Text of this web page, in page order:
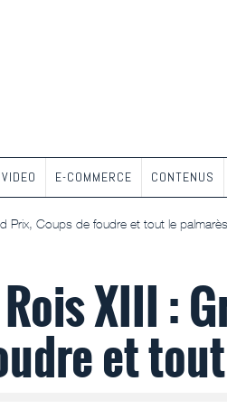
VIDEO E-COMMERCE CONTENUS
Prix, Coups de foudre et tout le palmarès
XIII :
et